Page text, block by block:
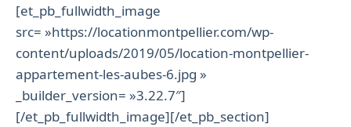
[et_pb_fullwidth_image
src= »https://locationmontpellier.com/wp-
content/uploads/2019/05/location-montpellier-
appartement-les-aubes-6.jpg »
_builder_version= »3.22.7″]
[/et_pb_fullwidth_image][/et_pb_section]